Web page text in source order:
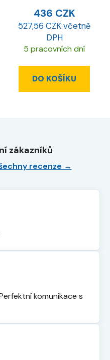
436 CZK
527,56 CZK včetně
DPH
5 pracovních dní
DO KOŠÍKU
zákazníků
recenze →
hvězdiček.
hvězdiček.
komunikace s
hvězdiček.